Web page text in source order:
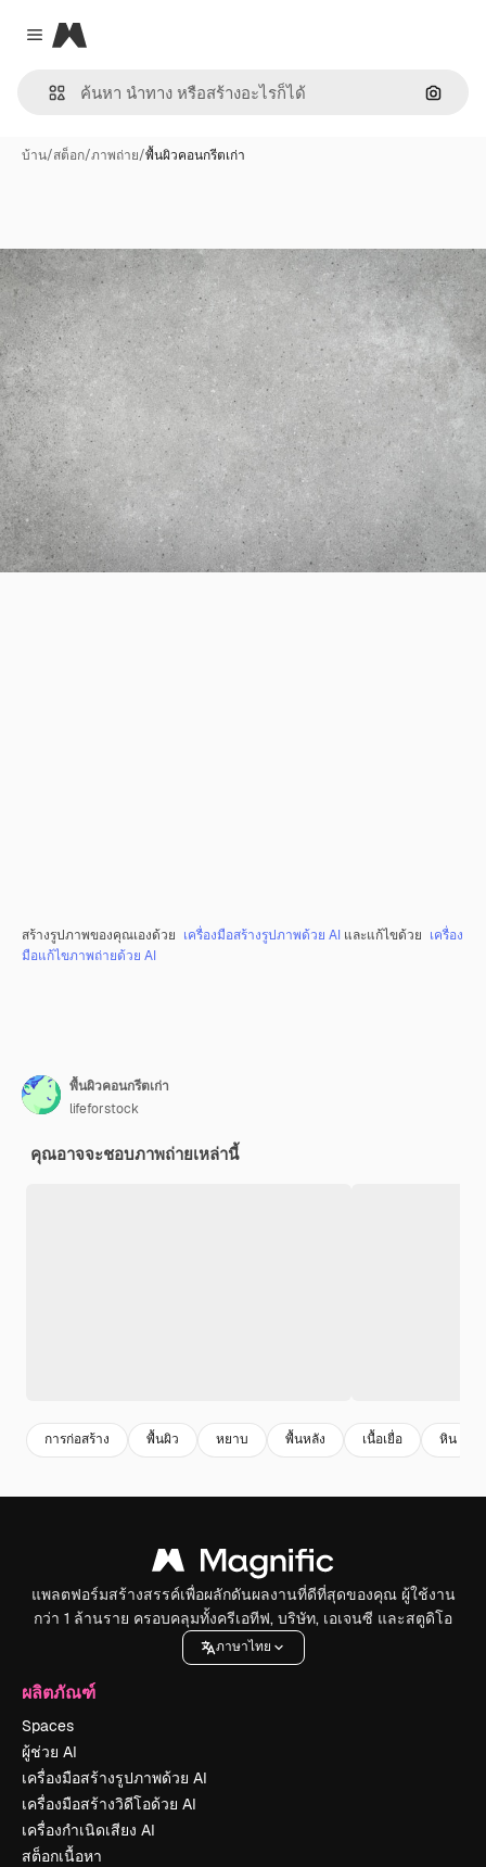
Close menu
Magnific
ค้นหา
บ้าน/สต็อก/ภาพถ่าย/พื้นผิวคอนกรีตเก่า
สร้างรูปภาพของคุณเองด้วย เครื่องมือสร้างรูปภาพด้วย AI และแก้ไขด้วย เครื่อง
มือแก้ไขภาพถ่ายด้วย AI
พื้นผิวคอนกรีตเก่า
lifeforstock
คุณอาจจะชอบภาพถ่ายเหล่านี้
การก่อสร้าง พื้นผิว หยาบ พื้นหลัง เนื้อเยื่อ หิน
แพลตฟอร์มสร้างสรรค์เพื่อผลักดันผลงานที่ดีที่สุดของคุณ ผู้ใช้งาน
กว่า 1 ล้านราย ครอบคลุมทั้งครีเอทีฟ, บริษัท, เอเจนซี และสตูดิโอ
ภาษาไทย
ผลิตภัณฑ์
Spaces
ผู้ช่วย AI
เครื่องมือสร้างรูปภาพด้วย AI
เครื่องมือสร้างวิดีโอด้วย AI
เครื่องกำเนิดเสียง AI
สต็อกเนื้อหา